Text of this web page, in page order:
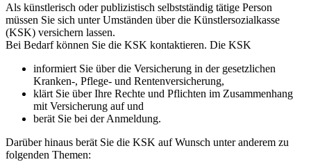
Als künstlerisch oder publizistisch selbstständig tätige Person
müssen Sie sich unter Umständen über die Künstlersozialkasse
(KSK) versichern lassen.
Bei Bedarf können Sie die KSK kontaktieren. Die KSK
informiert Sie über die Versicherung in der gesetzlichen
Kranken-, Pflege- und Rentenversicherung,
klärt Sie über Ihre Rechte und Pflichten im Zusammenhang
mit Versicherung auf und
berät Sie bei der Anmeldung.
Darüber hinaus berät Sie die KSK auf Wunsch unter anderem zu
folgenden Themen: